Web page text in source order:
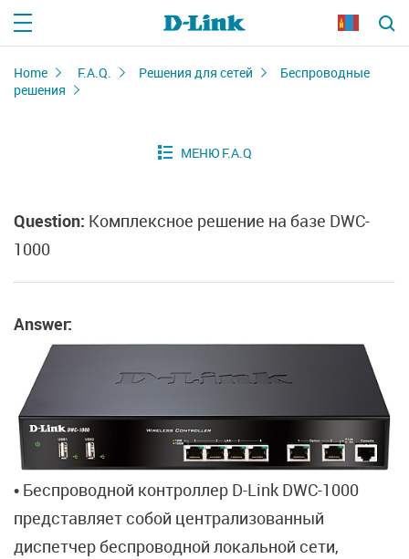
Home F.A.Q. Решения для сетей
Беспроводные
решения
Question: Комплексное решение на базе DWC-
1000
Answer:
• Беспроводной контроллер D-Link DWC-1000
представляет собой централизованный
диспетчер беспроводной локальной сети,